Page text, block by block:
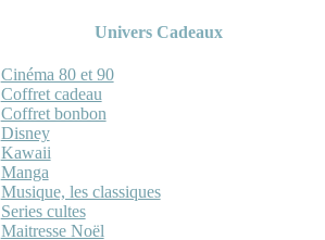
Univers Cadeaux
Cinéma 80 et 90
Coffret cadeau
Coffret bonbon
Disney
Kawaii
Manga
Musique, les classiques
Series cultes
Maitresse Noël